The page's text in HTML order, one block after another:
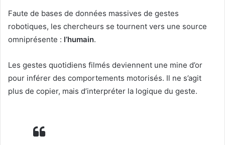
Faute de bases de données massives de gestes
robotiques, les chercheurs se tournent vers une source
omniprésente : l’humain.
Les gestes quotidiens filmés deviennent une mine d’or
pour inférer des comportements motorisés. Il ne s’agit
plus de copier, mais d’interpréter la logique du geste.